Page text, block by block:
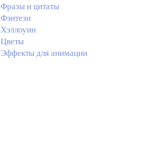
Фразы и цитаты
Фэнтези
Хэллоуин
Цветы
Эффекты для анимации